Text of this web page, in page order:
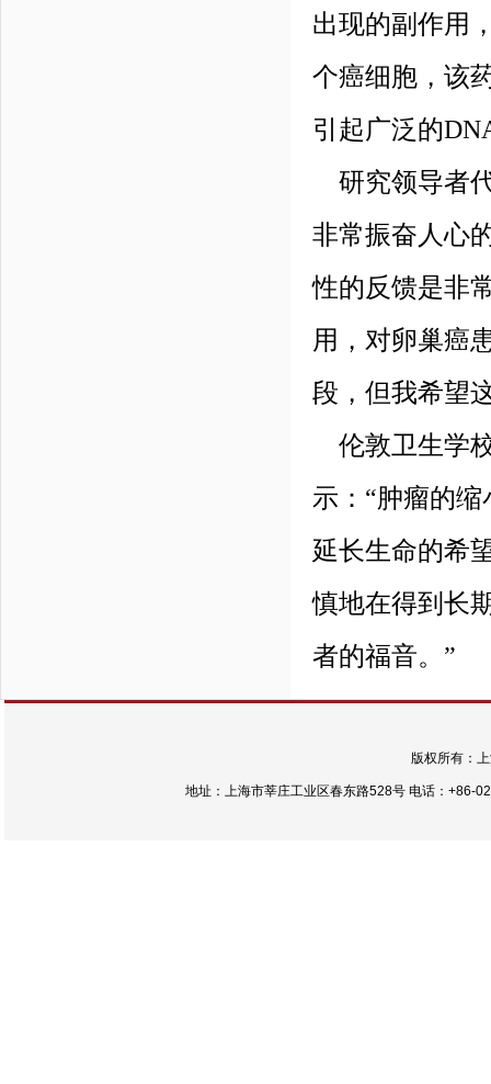
出现的副作用
个癌细胞，该
引起广泛的
研究领导者
非常振奋人心
性的反馈是非
用，对卵巢癌
段，但我希望
伦敦卫生学
示：“肿瘤的
延长生命的希
慎地在得到长
者的福音。”
版权所有：
地址：上海市莘庄工业区春东路528号 电话：+86-